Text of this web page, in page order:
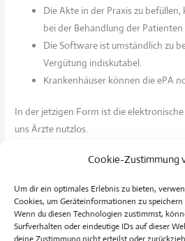
Cookie-Zustimmung
Um dir ein optimales Erlebnis zu bieten,
Cookies, um Geräteinformationen zu
Wenn du diesen Technologien zustimmst,
Surfverhalten oder eindeutige IDs auf dieser
Die Akte in der Praxis zu
bei der Behandlung der
Die Software ist umständlich zu
Vergütung indiskutabel.
Krankenhäuser können die ePA
In der jetzigen Form ist die
uns Ärzte nutzlos.
Pflichtgemäß ist unsere Praxis technisch
Nutzung einsteigen.
Ausführlichere Informationen zur Kritik